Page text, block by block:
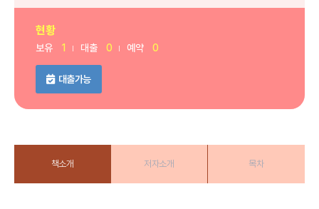
현황
보유 1 대출 0 예약 0
대출가능
책소개 저자소개 목차